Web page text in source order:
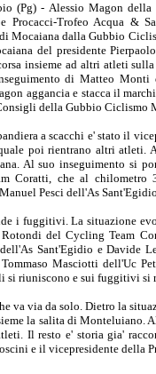
(Pg) - Alessio Magon
Procacci-Trofeo Acqua &
Mocaiana dalla Gubbio
del presidente
insieme ad altri atleti
di Matteo Monti
aggancia e stacca il
della Gubbio
a scacchi e' stato il
poi rientrano altri
Al suo inseguimento si
Coratti, che al
Pesci dell'As
i fuggitivi. La situazione
del Cycling Team
Sant'Egidio e
Masciotti dell'Uc
riuniscono e sui fuggitivi si
va via da solo. Dietro la
la salita di Monteluiano.
Il resto e' storia gia'
e il vicepresidente della